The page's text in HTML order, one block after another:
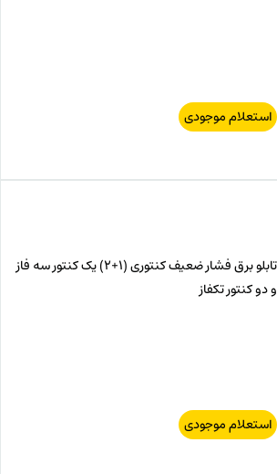
استعلام موجودی
تابلو برق فشار ضعیف کنتوری (1+2) یک کنتور سه فاز
و دو کنتور تکفاز
استعلام موجودی